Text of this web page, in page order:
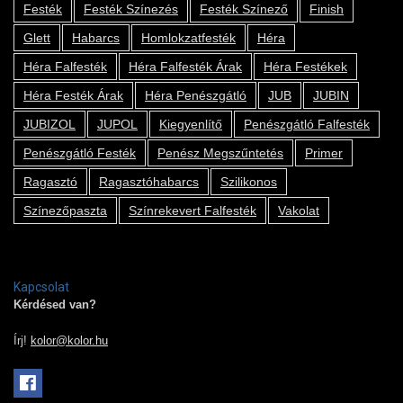
Festék Festék Színezés Festék Színező
Finish
Glett
Habarcs Homlokzatfesték
Héra
Héra Falfesték
Héra Falfesték Árak
Héra Festékek
Héra Festék Árak
Héra Penészgátló JUB
JUBIN
JUBIZOL
JUPOL Kiegyenlítő
Penészgátló Falfesték
Penészgátló Festék
Penész Megszűntetés
Primer
Ragasztó
Ragasztóhabarcs
Szilikonos
Színezőpaszta
Színrekevert Falfesték Vakolat
Kapcsolat
Kérdésed van?
Írj! kolor@kolor.hu